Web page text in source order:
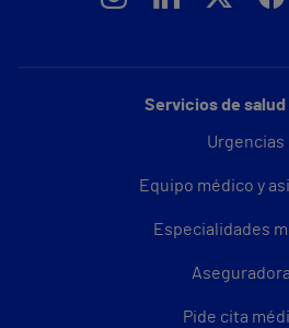
Servicios de salud
Urgencias
Equipo médico y
Especialidades
Pide cita